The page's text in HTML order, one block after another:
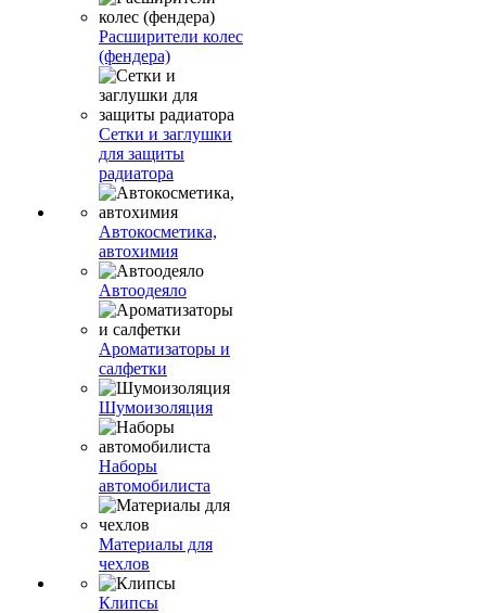
Расширители колес
(фендера)
Сетки и заглушки
для защиты
радиатора
Автокосметика,
автохимия
Автоодеяло
Ароматизаторы и
салфетки
Шумоизоляция
Наборы
автомобилиста
Материалы для
чехлов
Клипсы